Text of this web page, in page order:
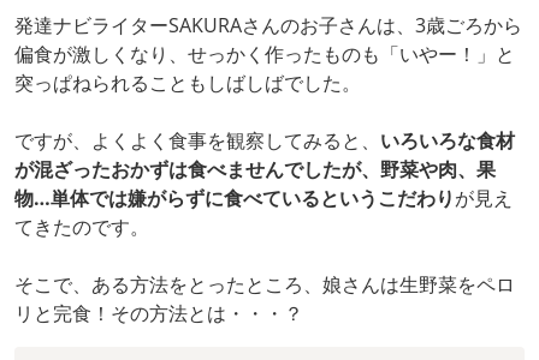
発達ナビライターSAKURAさんのお子さんは、3歳ごろから
偏食が激しくなり、せっかく作ったものも「いやー！」と
突っぱねられることもしばしばでした。
ですが、よくよく食事を観察してみると、 いろいろな食材
が混ざったおかずは食べませんでしたが、野菜や肉、果
物…単体では嫌がらずに食べているというこだわりが見え
てきたのです。
そこで、ある方法をとったところ、娘さんは生野菜をペロ
リと完食！その方法とは・・・？